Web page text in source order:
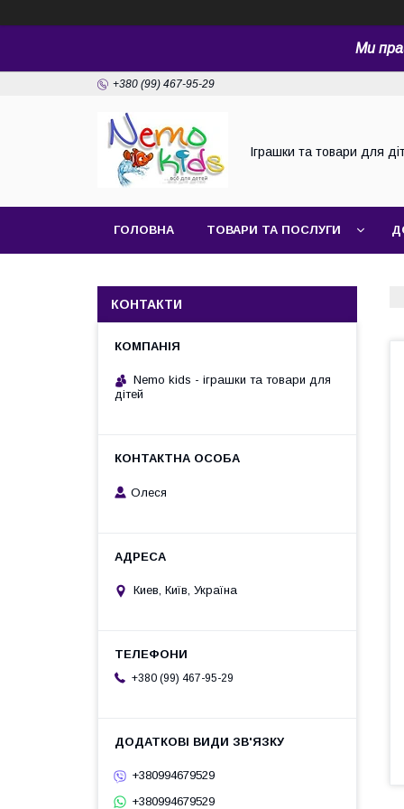
Ми
+380 (99) 467-95-29
Іграшки та товари для
ГОЛОВНА ТОВАРИ ТА ПОСЛУГИ
КОНТАКТИ
Nemo kids - іграшки та товари для
дітей
Олеся
Киев, Київ, Україна
+380 (99) 467-95-29
+380994679529
+380994679529